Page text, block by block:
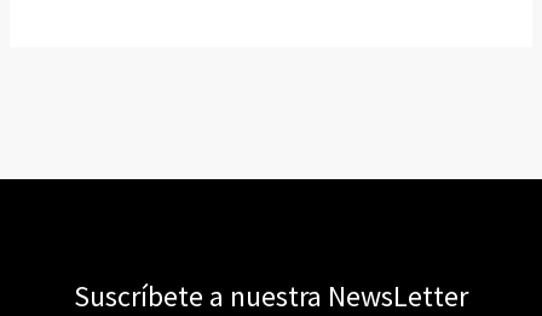
Suscríbete a nuestra NewsLetter